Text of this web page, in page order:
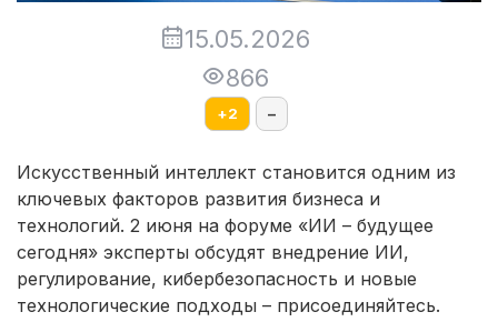
15.05.2026
866
+2 –
Искусственный интеллект становится одним из
ключевых факторов развития бизнеса и
технологий. 2 июня на форуме «ИИ – будущее
сегодня» эксперты обсудят внедрение ИИ,
регулирование, кибербезопасность и новые
технологические подходы – присоединяйтесь.